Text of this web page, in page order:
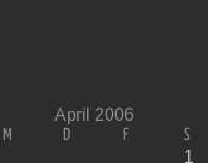
April 2006
M D F S
1